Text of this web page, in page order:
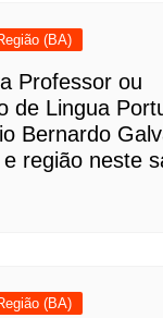
(BA)
Professor ou
de Lingua
Bernardo
região neste
(BA)